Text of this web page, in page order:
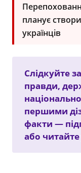
планує
українців
Слідкуйте
правди,
першими
факти —
або читайте